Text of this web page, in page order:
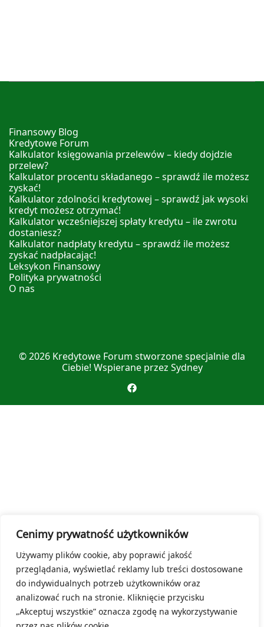
Cenimy prywatność użytkowników
Używamy plików cookie, aby poprawić jakość
przeglądania, wyświetlać reklamy lub treści dostosowane
do indywidualnych potrzeb użytkowników oraz
analizować ruch na stronie. Kliknięcie przycisku
„Akceptuj wszystkie” oznacza zgodę na wykorzystywanie
Finansowy Blog
Kredytowe Forum
Kalkulator księgowania przelewów – kiedy dojdzie
przelew?
Kalkulator procentu składanego – sprawdź ile możesz
zyskać!
Kalkulator zdolności kredytowej – sprawdź jak wysoki
kredyt możesz otrzymać!
Kalkulator wcześniejszej spłaty kredytu – ile zwrotu
dostaniesz?
Kalkulator nadpłaty kredytu – sprawdź ile możesz
zyskać nadpłacając!
Leksykon Finansowy
Polityka prywatności
O nas
© 2026 Kredytowe Forum stworzone specjalnie dla
Ciebie! Wspierane przez Sydney